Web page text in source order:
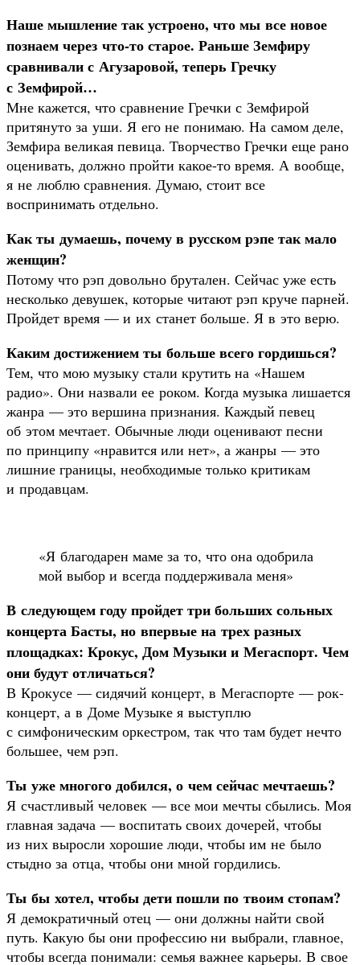
Наше мышление так устроено, что мы все новое
познаем через что-то старое. Раньше Земфиру
сравнивали с Агузаровой, теперь Гречку
с Земфирой…
Мне кажется, что сравнение Гречки с Земфирой
притянуто за уши. Я его не понимаю. На самом деле,
Земфира великая певица. Творчество Гречки еще рано
оценивать, должно пройти какое-то время. А вообще,
я не люблю сравнения. Думаю, стоит все
воспринимать отдельно.
Как ты думаешь, почему в русском рэпе так мало
женщин?
Потому что рэп довольно брутален. Сейчас уже есть
несколько девушек, которые читают рэп круче парней.
Пройдет время — и их станет больше. Я в это верю.
Каким достижением ты больше всего гордишься?
Тем, что мою музыку стали крутить на «Нашем
радио». Они назвали ее роком. Когда музыка лишается
жанра — это вершина признания. Каждый певец
об этом мечтает. Обычные люди оценивают песни
по принципу «нравится или нет», а жанры — это
лишние границы, необходимые только критикам
и продавцам.
«Я благодарен маме за то, что она одобрила
мой выбор и всегда поддерживала меня»
В следующем году пройдет три больших сольных
концерта Басты, но впервые на трех разных
площадках: Крокус, Дом Музыки и Мегаспорт. Чем
они будут отличаться?
В Крокусе — сидячий концерт, в Мегаспорте — рок-
концерт, а в Доме Музыке я выступлю
с симфоническим оркестром, так что там будет нечто
большее, чем рэп.
Ты уже многого добился, о чем сейчас мечтаешь?
Я счастливый человек — все мои мечты сбылись. Моя
главная задача — воспитать своих дочерей, чтобы
из них выросли хорошие люди, чтобы им не было
стыдно за отца, чтобы они мной гордились.
Ты бы хотел, чтобы дети пошли по твоим стопам?
Я демократичный отец — они должны найти свой
путь. Какую бы они профессию ни выбрали, главное,
чтобы всегда понимали: семья важнее карьеры. В свое